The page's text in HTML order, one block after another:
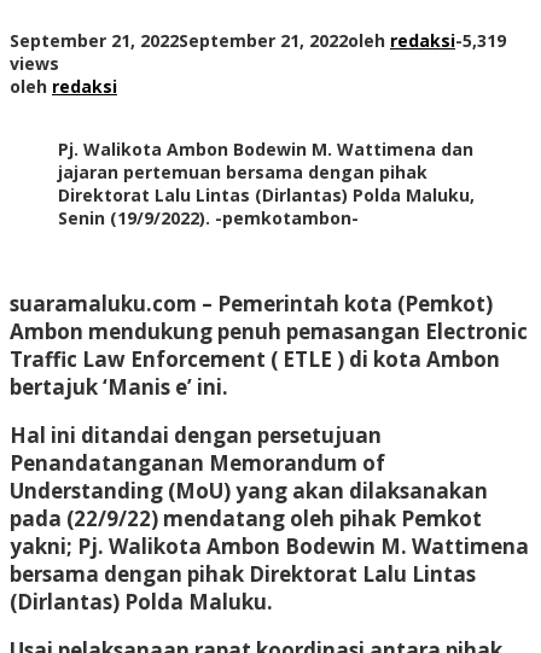
September 21, 2022September 21, 2022oleh redaksi-5,319
views
oleh redaksi
Pj. Walikota Ambon Bodewin M. Wattimena dan
jajaran pertemuan bersama dengan pihak
Direktorat Lalu Lintas (Dirlantas) Polda Maluku,
Senin (19/9/2022). -pemkotambon-
suaramaluku.com – Pemerintah kota (Pemkot)
Ambon mendukung penuh pemasangan Electronic
Traffic Law Enforcement ( ETLE ) di kota Ambon
bertajuk ‘Manis e’ ini.
Hal ini ditandai dengan persetujuan
Penandatanganan Memorandum of
Understanding (MoU) yang akan dilaksanakan
pada (22/9/22) mendatang oleh pihak Pemkot
yakni; Pj. Walikota Ambon Bodewin M. Wattimena
bersama dengan pihak Direktorat Lalu Lintas
(Dirlantas) Polda Maluku.